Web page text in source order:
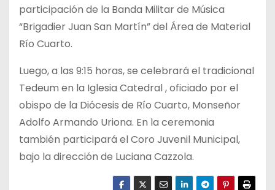
participación de la Banda Militar de Música
“Brigadier Juan San Martín” del Área de Material
Río Cuarto.
Luego, a las 9:15 horas, se celebrará el tradicional
Tedeum en la Iglesia Catedral , oficiado por el
obispo de la Diócesis de Río Cuarto, Monseñor
Adolfo Armando Uriona. En la ceremonia
también participará el Coro Juvenil Municipal,
bajo la dirección de Luciana Cazzola.